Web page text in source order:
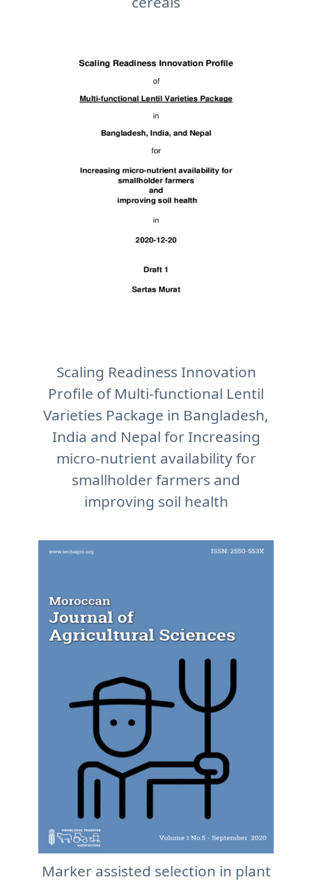
Scaling Readiness Innovation
Profile of Multi-functional Lentil
Varieties Package in Bangladesh,
India and Nepal for Increasing
micro-nutrient availability for
smallholder farmers and
improving soil health
Marker assisted selection in plant